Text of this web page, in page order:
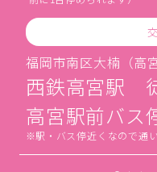
福岡市南区大楠（高
西鉄高宮駅
高宮駅前バ
駅・バス停近くなので通